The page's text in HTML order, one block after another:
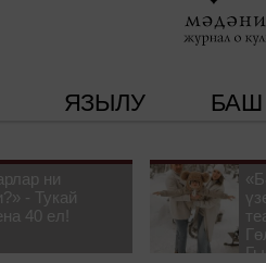
ЯЗЫЛУ БАШ
ни
- Тукай
40 ел!